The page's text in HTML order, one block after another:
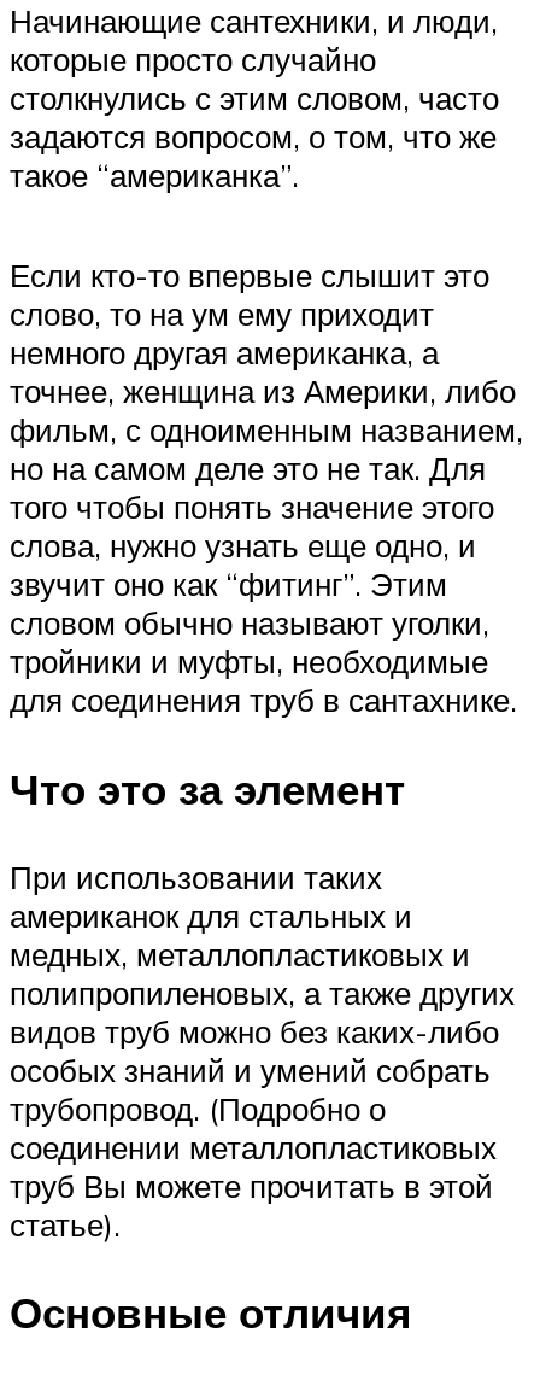
Начинающие сантехники, и люди,
которые просто случайно
столкнулись с этим словом, часто
задаются вопросом, о том, что же
такое “американка”.
Если кто-то впервые слышит это
слово, то на ум ему приходит
немного другая американка, а
точнее, женщина из Америки, либо
фильм, с одноименным названием,
но на самом деле это не так. Для
того чтобы понять значение этого
слова, нужно узнать еще одно, и
звучит оно как “фитинг”. Этим
словом обычно называют уголки,
тройники и муфты, необходимые
для соединения труб в сантахнике.
Что это за элемент
При использовании таких
американок для стальных и
медных, металлопластиковых и
полипропиленовых, а также других
видов труб можно без каких-либо
особых знаний и умений собрать
трубопровод. (Подробно о
соединении металлопластиковых
труб Вы можете прочитать в этой
статье).
Основные отличия